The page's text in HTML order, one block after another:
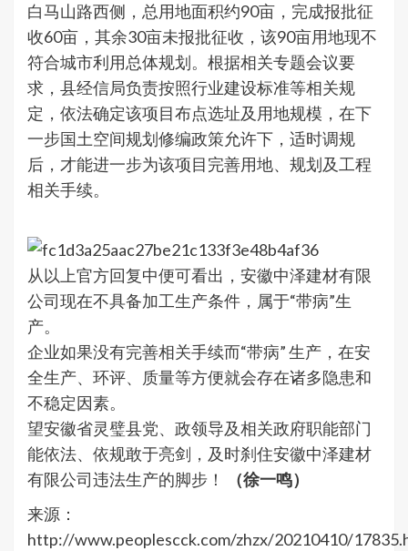
白马山路西侧，总用地面积约90亩，完成报批征
收60亩，其余30亩未报批征收，该90亩用地现不
符合城市利用总体规划。根据相关专题会议要
求，县经信局负责按照行业建设标准等相关规
定，依法确定该项目布点选址及用地规模，在下
一步国土空间规划修编政策允许下，适时调规
后，才能进一步为该项目完善用地、规划及工程
相关手续。
从以上官方回复中便可看出，安徽中泽建材有限
公司现在不具备加工生产条件，属于“带病”生
产。
企业如果没有完善相关手续而“带病” 生产，在安
全生产、环评、质量等方便就会存在诸多隐患和
不稳定因素。
望安徽省灵璧县党、政领导及相关政府职能部门
能依法、依规敢于亮剑，及时刹住安徽中泽建材
有限公司违法生产的脚步！
（徐一鸣）
来源：
http://www.peoplescck.com/zhzx/20210410/